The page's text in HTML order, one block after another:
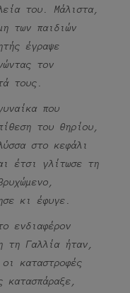
του. Μάλιστα,
των παιδιών
έγραψε
τον
τους.
που
του θηρίου,
στο κεφάλι
έτσι γλίτωσε τη
κι έφυγε.
ενδιαφέρον
τη Γαλλία ήταν,
καταστροφές
κατασπάραξε,